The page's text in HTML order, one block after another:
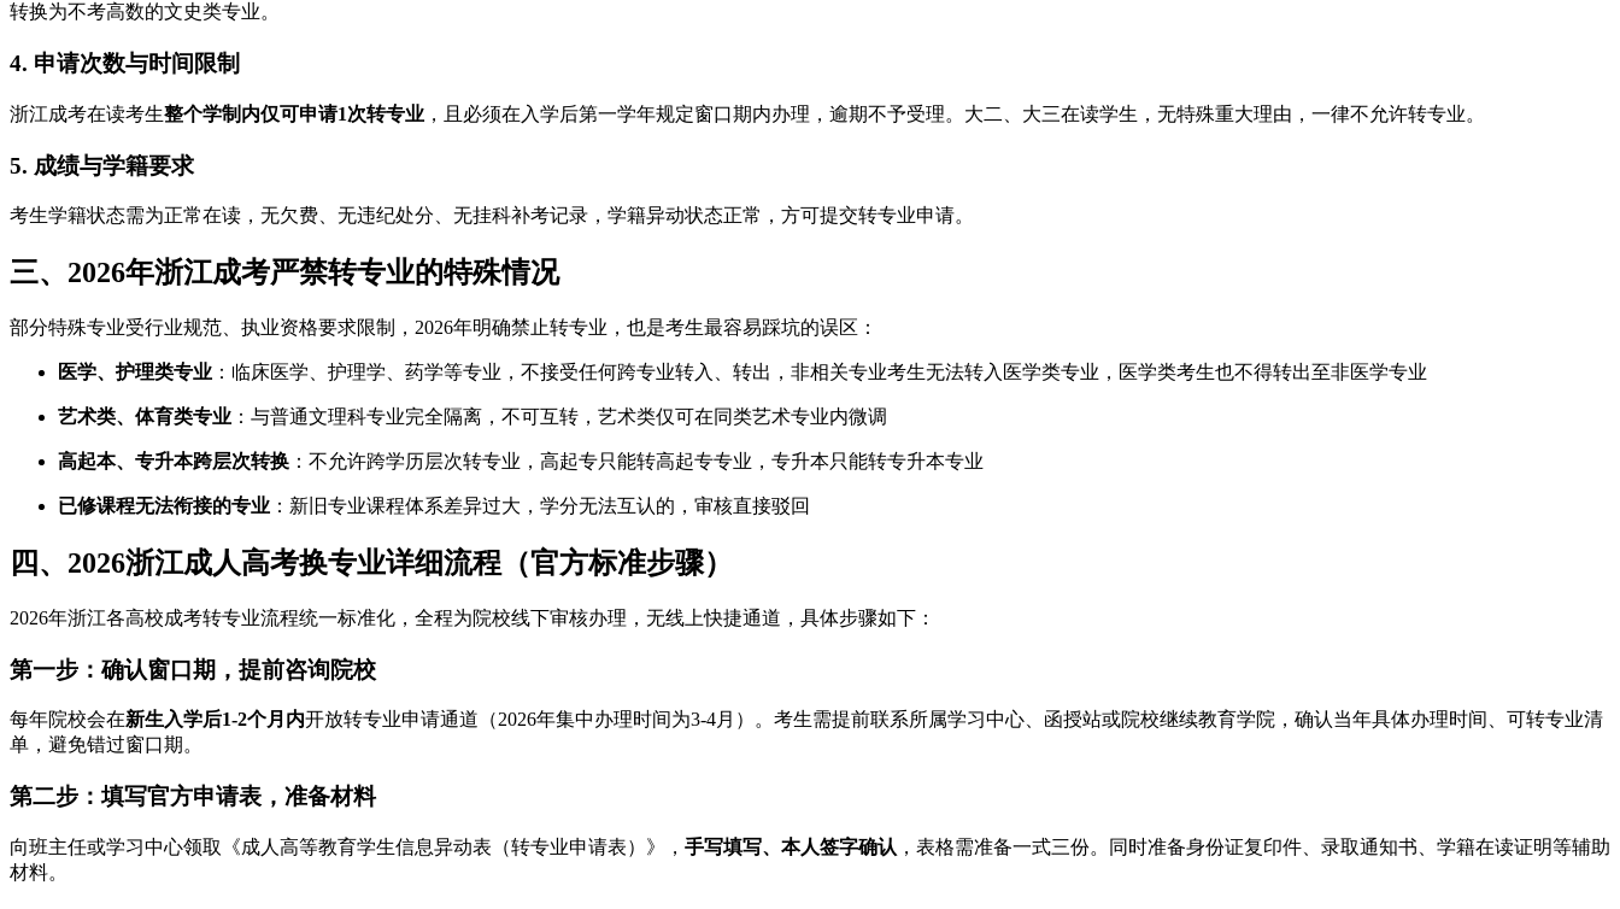
转换为不考高数的文史类专业。
4. 申请次数与时间限制
浙江成考在读考生整个学制内仅可申请1次转专业 ，且必须在入学后第一学年规定窗口期内办理，逾期不予受理。大二、大三在读学生，无特殊重大理由，一律不允许转专业。
5. 成绩与学籍要求
考生学籍状态需为正常在读，无欠费、无违纪处分、无挂科补考记录，学籍异动状态正常，方可提交转专业申请。
三、2026年浙江成考严禁转专业的特殊情况
部分特殊专业受行业规范、执业资格要求限制，2026年明确禁止转专业，也是考生最容易踩坑的误区：
医学、护理类专业 ：临床医学、护理学、药学等专业，不接受任何跨专业转入、转出，非相关专业考生无法转入医学类专业，医学类考生也不得转出至非医学专业
艺术类、体育类专业 ：与普通文理科专业完全隔离，不可互转，艺术类仅可在同类艺术专业内微调
高起本、专升本跨层次转换 ：不允许跨学历层次转专业，高起专只能转高起专专业，专升本只能转专升本专业
已修课程无法衔接的专业 ：新旧专业课程体系差异过大，学分无法互认的，审核直接驳回
四、2026浙江成人高考换专业详细流程（官方标准步骤）
2026年浙江各高校成考转专业流程统一标准化，全程为院校线下审核办理，无线上快捷通道，具体步骤如下：
第一步：确认窗口期，提前咨询院校
每年院校会在新生入学后1-2个月内开放转专业申请通道（2026年集中办理时间为3-4月）。考生需提前联系所属学习中心、函授站或院校继续教育学院，确认当年具体办理时间、可转专业清
单，避免错过窗口期。
第二步：填写官方申请表，准备材料
向班主任或学习中心领取《成人高等教育学生信息异动表（转专业申请表）》， 手写填写、本人签字确认 ，表格需准备一式三份。同时准备身份证复印件、录取通知书、学籍在读证明等辅助
材料。